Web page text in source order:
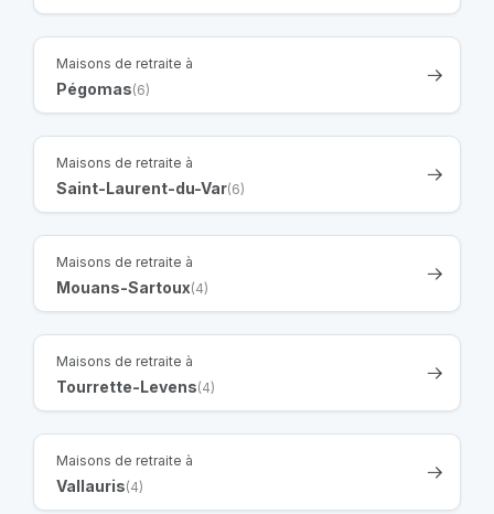
Maisons de retraite à
Pégomas(6)
Maisons de retraite à
Saint-Laurent-du-Var(6)
Maisons de retraite à
Mouans-Sartoux(4)
Maisons de retraite à
Tourrette-Levens(4)
Maisons de retraite à
Vallauris(4)